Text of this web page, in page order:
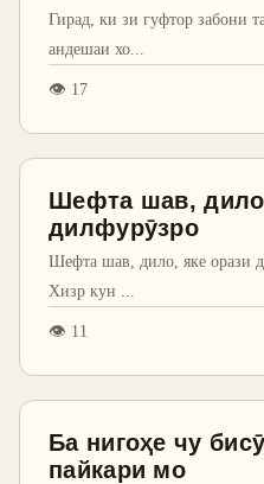
Гирад, ки зи гуфтор забони
андешаи хо
👁 17
Шефта шав,
дилфурӯзро
Шефта шав, дило, яке орази
Хизр кун
👁 11
Ба нигоҳе чу
пайкари мо